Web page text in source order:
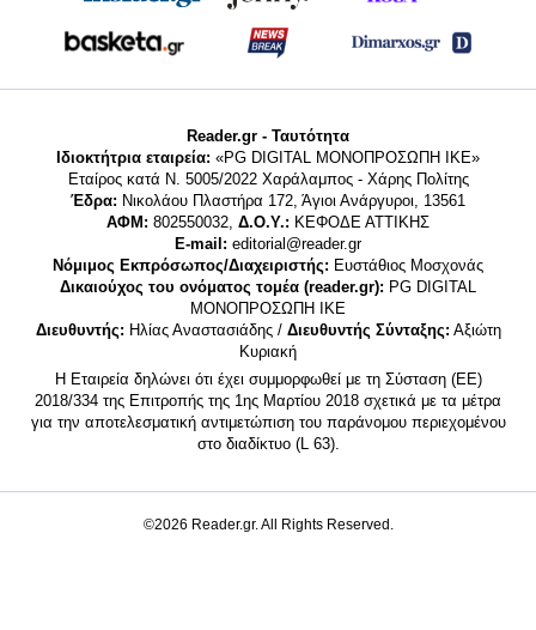
Reader.gr - Ταυτότητα
Ιδιοκτήτρια εταιρεία: «PG DIGITAL MONΟΠΡΟΣΩΠΗ ΙΚΕ»
Εταίρος κατά Ν. 5005/2022 Χαράλαμπος - Χάρης Πολίτης
Έδρα: Νικολάου Πλαστήρα 172, Άγιοι Ανάργυροι, 13561
ΑΦΜ: 802550032, Δ.Ο.Υ.: ΚΕΦΟΔΕ ΑΤΤΙΚΗΣ
E-mail: editorial@reader.gr
Νόμιμος Εκπρόσωπος/Διαχειριστής: Ευστάθιος Μοσχονάς
Δικαιούχος του ονόματος τομέα (reader.gr): PG DIGITAL
MONΟΠΡΟΣΩΠΗ ΙΚΕ
Διευθυντής: Ηλίας Αναστασιάδης / Διευθυντής Σύνταξης: Αξιώτη
Κυριακή
Η Εταιρεία δηλώνει ότι έχει συμμορφωθεί με τη Σύσταση (ΕΕ)
2018/334 της Επιτροπής της 1ης Μαρτίου 2018 σχετικά με τα μέτρα
για την αποτελεσματική αντιμετώπιση του παράνομου περιεχομένου
στο διαδίκτυο (L 63).
©2026 Reader.gr. All Rights Reserved.